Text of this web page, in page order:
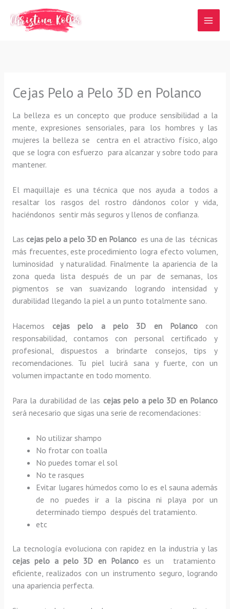
contenido
Cejas Pelo a Pelo 3D en Polanco
La belleza es un concepto que produce sensibilidad a la
mente, expresiones sensoriales, para los hombres y las
mujeres la belleza se centra en el atractivo físico, algo
que se logra con esfuerzo para alcanzar y sobre todo para
mantener.
El maquillaje es una técnica que nos ayuda a todos a
resaltar los rasgos del rostro dándonos color y vida,
haciéndonos sentir más seguros y llenos de confianza.
Las cejas pelo a pelo 3D en Polanco es una de las técnicas
más frecuentes, este procedimiento logra efecto volumen,
luminosidad y naturalidad. Finalmente la apariencia de la
zona queda lista después de un par de semanas, los
pigmentos se van suavizando logrando intensidad y
durabilidad llegando la piel a un punto totalmente sano.
Hacemoscejas pelo a pelo 3D en Polancocon
responsabilidad, contamos con personal certificado y
profesional, dispuestos a brindarte consejos, tips y
recomendaciones. Tu piel lucirá sana y fuerte, con un
volumen impactante en todo momento.
Para la durabilidad de las cejas pelo a pelo 3D en Polanco
será necesario que sigas una serie de recomendaciones:
No utilizar shampo
No frotar con toalla
No puedes tomar el sol
No te rasques
Evitar lugares húmedos como lo es el sauna además
de no puedes ir a la piscina ni playa por un
determinado tiempo después del tratamiento.
etc
La tecnología evoluciona con rapidez en la industria y las
cejas pelo a pelo 3D en Polancoes un tratamiento
eficiente, realizados con un instrumento seguro, logrando
una apariencia perfecta.